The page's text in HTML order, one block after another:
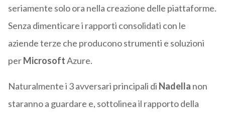
seriamente solo ora nella creazione delle piattaforme.
Senza dimenticare i rapporti consolidati con le
aziende terze che producono strumenti e soluzioni
perMicrosoftAzure.
Naturalmente i 3 avversari principali di Nadella non
staranno a guardare e, sottolinea il rapporto della